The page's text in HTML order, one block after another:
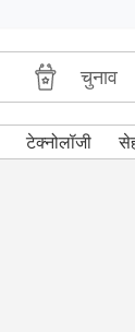
चुनाव
टेक्नोलॉजी